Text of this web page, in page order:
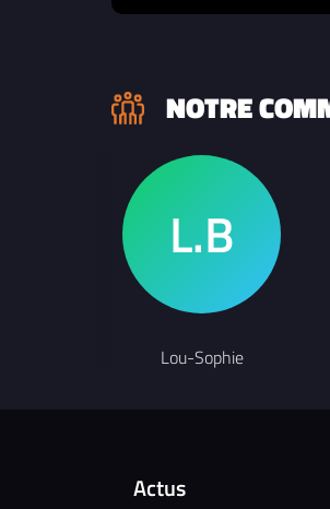
NOTRE
Lou-Sophie
Actus